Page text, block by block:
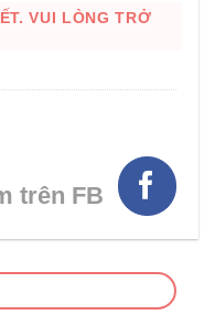
VUI LÒNG TRỞ
trên FB